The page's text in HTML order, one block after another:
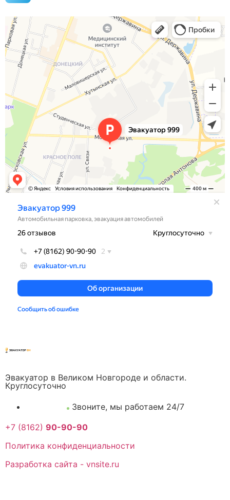
Эвакуатор 999
Автотехпомощь, эвакуация автомобилей в Великом Новгороде
Эвакуатор в Великом Новгороде и области.
Круглосуточно
Звоните, мы работаем 24/7
+7 (8162) 90-90-90
Политика конфиденциальности
Разработка сайта - vnsite.ru